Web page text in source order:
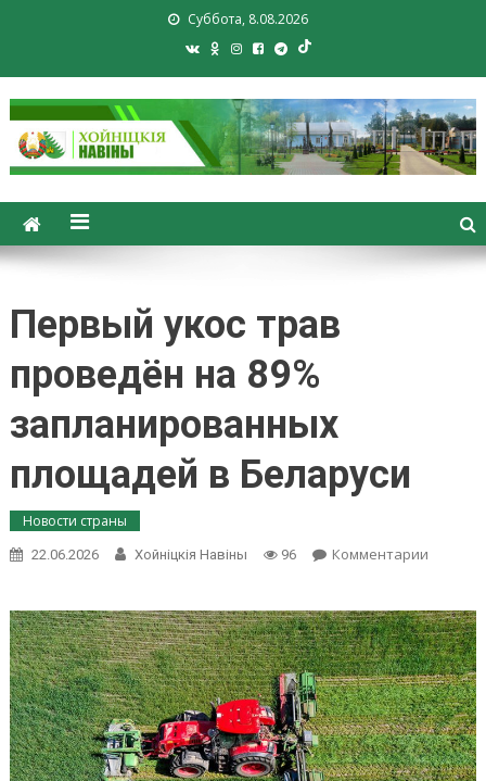
Суббота, 8.08.2026
Хойники. Хойнiцкiя навiны.
Новости Хойник. Районная
Первый укос трав
проведён на 89%
запланированных
площадей в Беларуси
Новости страны
22.06.2026 Хойнiцкiя Навiны 96 Комментарииon
трав
на
89%
в